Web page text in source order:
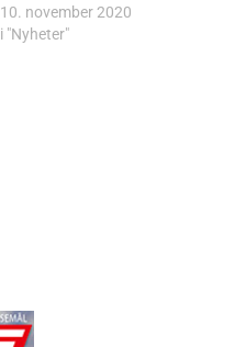
10. november 2020
i "Nyheter"